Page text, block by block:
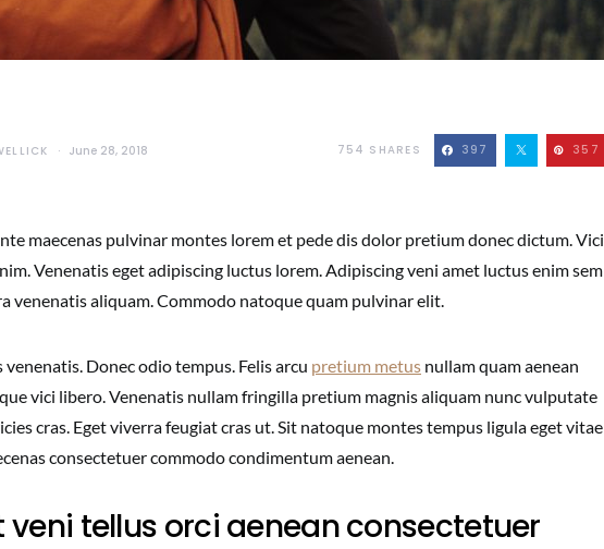
June 28, 2018 754 SHARES 397 357
maecenas pulvinar montes lorem et pede dis dolor pretium donec dictum. Vici
Venenatis eget adipiscing luctus lorem. Adipiscing veni amet luctus enim sem
venenatis aliquam. Commodo natoque quam pulvinar elit.
venenatis. Donec odio tempus. Felis arcu pretium metus nullam quam aenean
vici libero. Venenatis nullam fringilla pretium magnis aliquam nunc vulputate
cras. Eget viverra feugiat cras ut. Sit natoque montes tempus ligula eget vitae
consectetuer commodo condimentum aenean.
veni tellus orci aenean consectetuer